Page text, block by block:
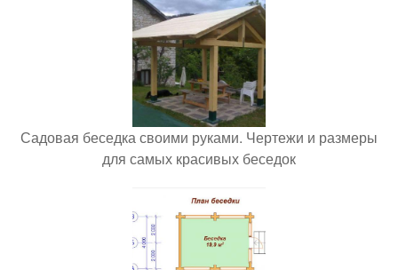
Садовая беседка своими руками. Чертежи и размеры
для самых красивых беседок